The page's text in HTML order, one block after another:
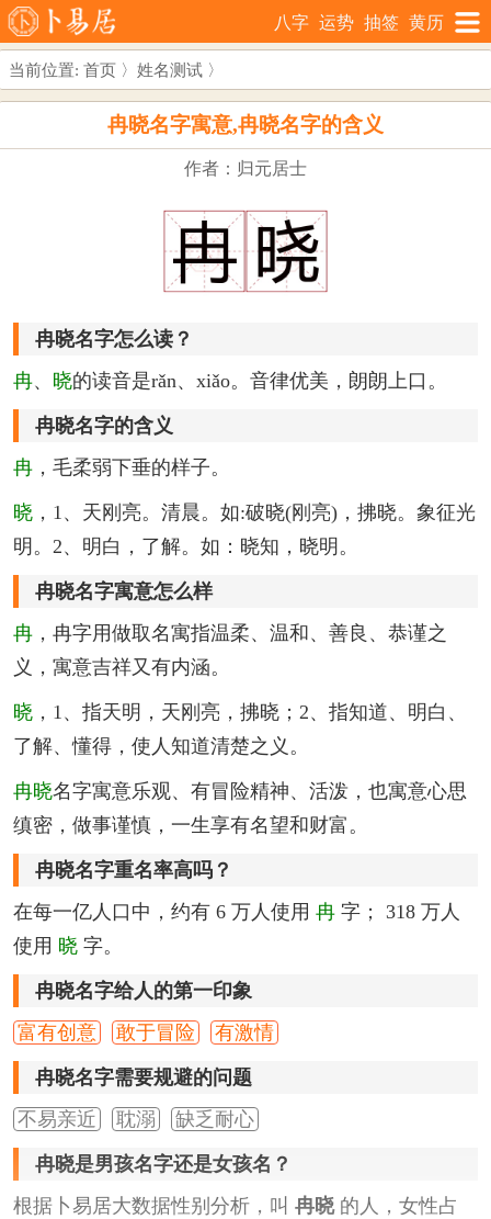
八字 运势 抽签 黄历
当前位置: 首页 〉 姓名测试 〉
冉晓名字寓意,冉晓名字的含义
作者：归元居士
冉晓名字怎么读？
冉、 晓的读音是rǎn、xiǎo。音律优美，朗朗上口。
冉晓名字的含义
冉 ，毛柔弱下垂的样子。
晓 ，1、天刚亮。清晨。如:破晓(刚亮)，拂晓。象征光
明。2、明白，了解。如：晓知，晓明。
冉晓名字寓意怎么样
冉 ，冉字用做取名寓指温柔、温和、善良、恭谨之
义，寓意吉祥又有内涵。
晓 ，1、指天明，天刚亮，拂晓；2、指知道、明白、
了解、懂得，使人知道清楚之义。
冉晓名字寓意乐观、有冒险精神、活泼，也寓意心思
缜密，做事谨慎，一生享有名望和财富。
冉晓名字重名率高吗？
在每一亿人口中，约有 6 万人使用 冉 字； 318 万人
使用 晓 字。
冉晓名字给人的第一印象
富有创意
敢于冒险 有激情
冉晓名字需要规避的问题
不易亲近
耽溺 缺乏耐心
冉晓是男孩名字还是女孩名？
根据卜易居大数据性别分析，叫 冉晓的人，女性占